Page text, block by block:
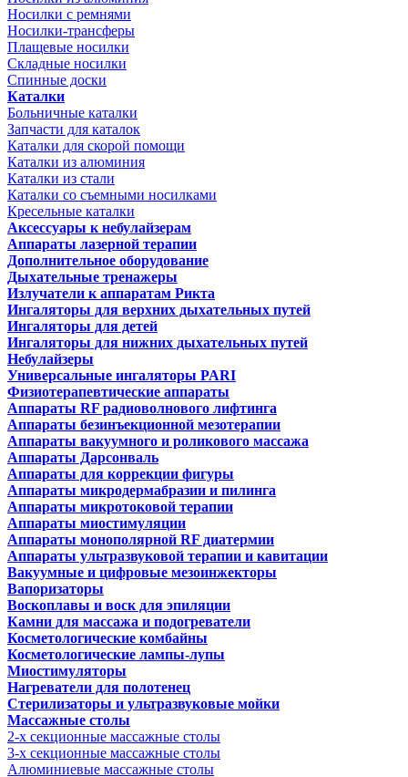
Носилки с ремнями
Носилки-трансферы
Плащевые носилки
Складные носилки
Спинные доски
Каталки
Больничные каталки
Запчасти для каталок
Каталки для скорой помощи
Каталки из алюминия
Каталки из стали
Каталки со съемными носилками
Кресельные каталки
Аксессуары к небулайзерам
Аппараты лазерной терапии
Дополнительное оборудование
Дыхательные тренажеры
Излучатели к аппаратам Рикта
Ингаляторы для верхних дыхательных путей
Ингаляторы для детей
Ингаляторы для нижних дыхательных путей
Небулайзеры
Универсальные ингаляторы PARI
Физиотерапевтические аппараты
Аппараты RF радиоволнового лифтинга
Аппараты безинъекционной мезотерапии
Аппараты вакуумного и роликового массажа
Аппараты Дарсонваль
Аппараты для коррекции фигуры
Аппараты микродермабразии и пилинга
Аппараты микротоковой терапии
Аппараты миостимуляции
Аппараты монополярной RF диатермии
Аппараты ультразвуковой терапии и кавитации
Вакуумные и цифровые мезоинжекторы
Вапоризаторы
Воскоплавы и воск для эпиляции
Камни для массажа и подогреватели
Косметологические комбайны
Косметологические лампы-лупы
Миостимуляторы
Нагреватели для полотенец
Стерилизаторы и ультразвуковые мойки
Массажные столы
2-х секционные массажные столы
3-х секционные массажные столы
Алюминиевые массажные столы